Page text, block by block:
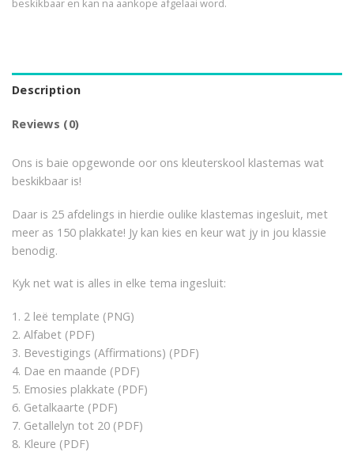
beskikbaar en kan na aankope afgelaai word.
Description
Reviews (0)
Ons is baie opgewonde oor ons kleuterskool klastemas wat
beskikbaar is!
Daar is 25 afdelings in hierdie oulike klastemas ingesluit, met
meer as 150 plakkate! Jy kan kies en keur wat jy in jou klassie
benodig.
Kyk net wat is alles in elke tema ingesluit:
1. 2 leë template (PNG)
2. Alfabet (PDF)
3. Bevestigings (Affirmations) (PDF)
4. Dae en maande (PDF)
5. Emosies plakkate (PDF)
6. Getalkaarte (PDF)
7. Getallelyn tot 20 (PDF)
8. Kleure (PDF)